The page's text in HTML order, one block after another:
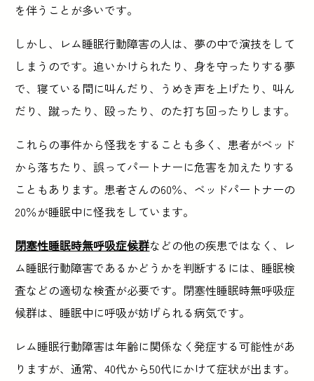
を伴うことが多いです。
しかし、レム睡眠行動障害の人は、夢の中で演技をして
しまうのです。追いかけられたり、身を守ったりする夢
で、寝ている間に叫んだり、うめき声を上げたり、叫ん
だり、蹴ったり、殴ったり、のた打ち回ったりします。
これらの事件から怪我をすることも多く、患者がベッド
から落ちたり、誤ってパートナーに危害を加えたりする
こともあります。患者さんの60％、ベッドパートナーの
20％が睡眠中に怪我をしています。
閉塞性睡眠時無呼吸症候群などの他の疾患ではなく、レ
ム睡眠行動障害であるかどうかを判断するには、睡眠検
査などの適切な検査が必要です。閉塞性睡眠時無呼吸症
候群は、睡眠中に呼吸が妨げられる病気です。
レム睡眠行動障害は年齢に関係なく発症する可能性があ
りますが、通常、40代から50代にかけて症状が出ます。